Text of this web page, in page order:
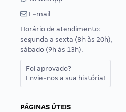
E-mail
Horário de atendimento:
segunda a sexta (8h às 20h),
sábado (9h às 13h).
Foi aprovado?
Envie-nos a sua história!
PÁGINAS ÚTEIS